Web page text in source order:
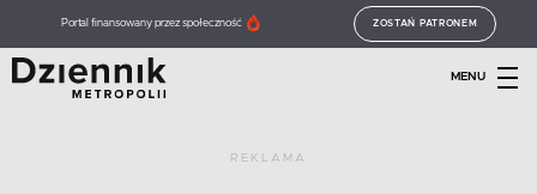
Portal finansowany przez społeczność ZOSTAŃ PATRONEM
MENU
REKLAMA